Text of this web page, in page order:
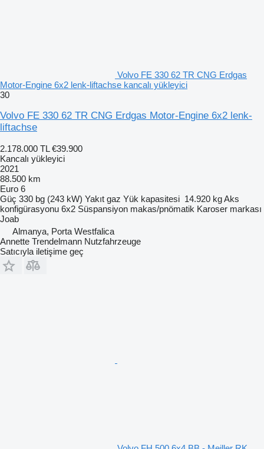
Volvo FE 330 62 TR CNG Erdgas
Motor-Engine 6x2 lenk-liftachse kancalı yükleyici
30
Volvo FE 330 62 TR CNG Erdgas Motor-Engine 6x2 lenk-
liftachse
2.178.000 TL €39.900
Kancalı yükleyici
2021
88.500 km
Euro 6
Güç 330 bg (243 kW) Yakıt gaz Yük kapasitesi 14.920 kgAks
konfigürasyonu 6x2 Süspansiyon makas/pnömatik Karoser markası
Joab
Almanya, Porta Westfalica
Annette Trendelmann Nutzfahrzeuge
Satıcıyla iletişime geç